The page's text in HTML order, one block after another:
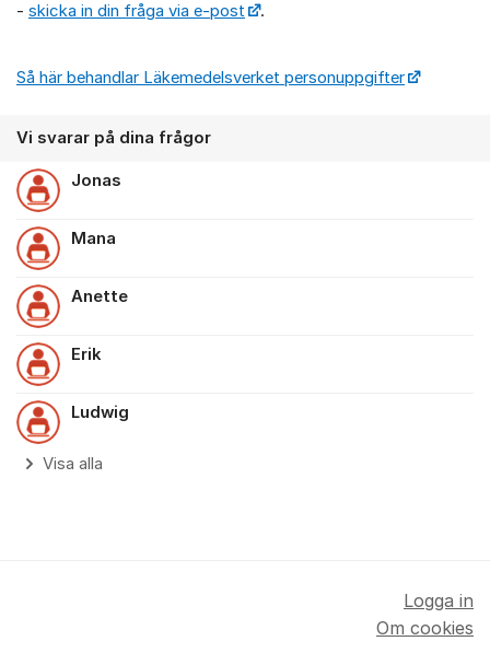
- skicka in din fråga via e-post .
Så här behandlar Läkemedelsverket personuppgifter
Vi svarar på dina frågor
Jonas
Mana
Anette
Erik
Ludwig
Visa alla
Logga in
Om cookies